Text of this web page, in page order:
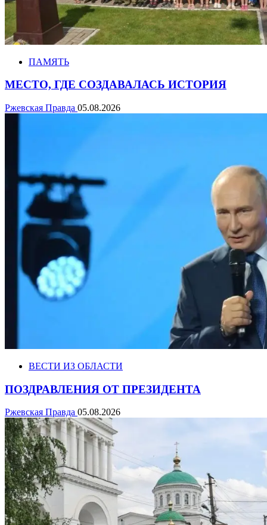
ПАМЯТЬ
МЕСТО, ГДЕ СОЗДАВАЛАСЬ ИСТОРИЯ
Ржевская Правда 05.08.2026
ВЕСТИ ИЗ ОБЛАСТИ
ПОЗДРАВЛЕНИЯ ОТ ПРЕЗИДЕНТА
Ржевская Правда 05.08.2026